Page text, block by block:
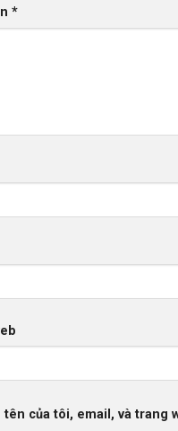
*
tên của tôi, email, và trang